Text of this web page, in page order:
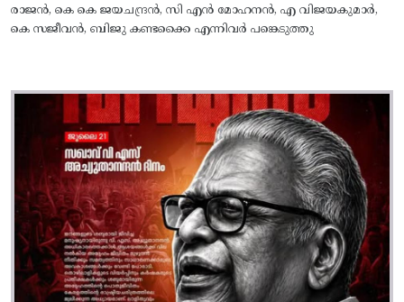
രാജൻ, കെ കെ ജയചന്ദ്രൻ, സി എൻ മോഹനൻ, എ വിജയകുമാർ,
കെ സജീവൻ, ബിജു കണ്ടക്കൈ എന്നിവർ പങ്കെടുത്തു